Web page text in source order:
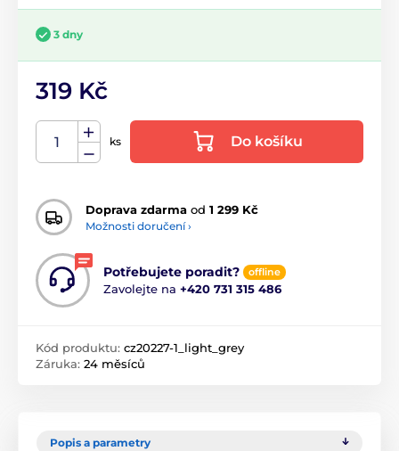
3 dny
319 Kč
ks Do košíku
Doprava zdarma od 1 299 Kč
Možnosti doručení ›
Potřebujete poradit? offline
Zavolejte na +420 731 315 486
Kód produktu: cz20227-1_light_grey
Záruka: 24 měsíců
Popis a parametry